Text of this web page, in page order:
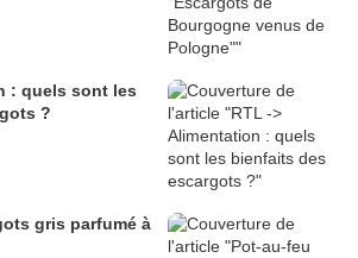
: quels sont les
?
gris parfumé à